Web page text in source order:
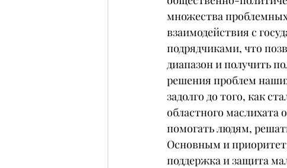
множества
взаимодействия с
подрядчиками, что
диапазон и получить
решения проблем
задолго до того, как
областного
помогать людям,
Основным и
поддержка и защита